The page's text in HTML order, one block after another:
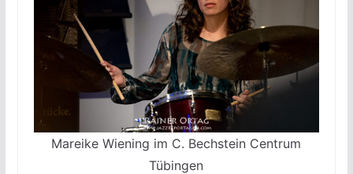
Mareike Wiening im C. Bechstein Centrum
Tübingen